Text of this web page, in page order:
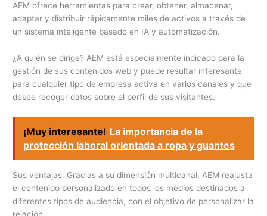
AEM ofrece herramientas para crear, obtener, almacenar,
adaptar y distribuir rápidamente miles de activos a través de
un sistema inteligente basado en IA y automatización.
¿A quién se dirige? AEM está especialmente indicado para la
gestión de sus contenidos web y puede resultar interesante
para cualquier tipo de empresa activa en varios canales y que
desee recoger datos sobre el perfil de sus visitantes.
¡Muy interesante! La importancia de la
protección laboral orientada a ropa y guantes
Sus ventajas: Gracias a su dimensión multicanal, AEM reajusta
el contenido personalizado en todos los medios destinados a
diferentes tipos de audiencia, con el objetivo de personalizar la